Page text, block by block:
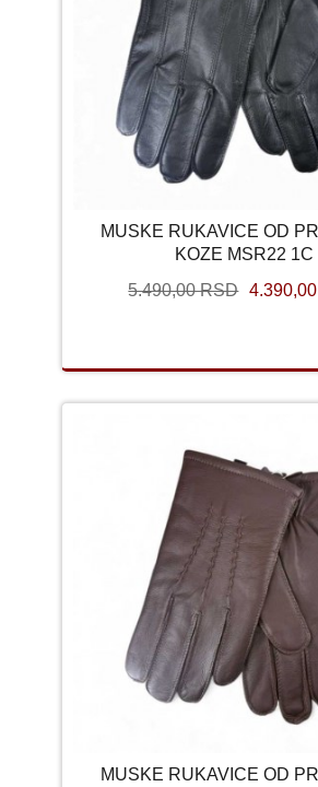
MUSKE RUKAVICE OD
KOZE MSR22 1C
5.490,00 RSD
MUSKE RUKAVICE OD